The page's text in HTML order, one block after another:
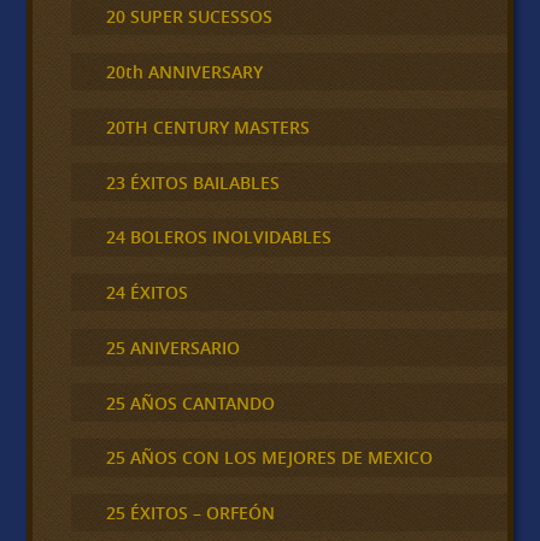
20 SUPER SUCESSOS
20th ANNIVERSARY
20TH CENTURY MASTERS
23 ÉXITOS BAILABLES
24 BOLEROS INOLVIDABLES
24 ÉXITOS
25 ANIVERSARIO
25 AÑOS CANTANDO
25 AÑOS CON LOS MEJORES DE MEXICO
25 ÉXITOS – ORFEÓN